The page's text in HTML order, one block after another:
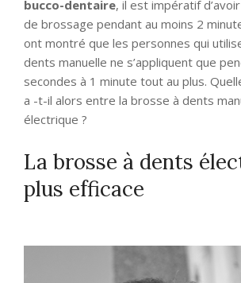
bucco-dentaire, il est impératif
de brossage pendant au moins 2
ont montré que les personnes qui
dents manuelle ne s’appliquent que
secondes à 1 minute tout au plus.
a -t-il alors entre la brosse à dents
électrique ?
La brosse à dents
plus efficace